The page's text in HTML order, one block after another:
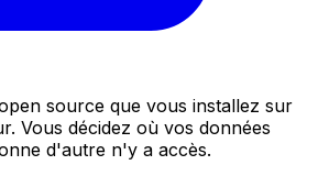
source que vous installez sur
Vous décidez où vos données
d'autre n'y a accès.